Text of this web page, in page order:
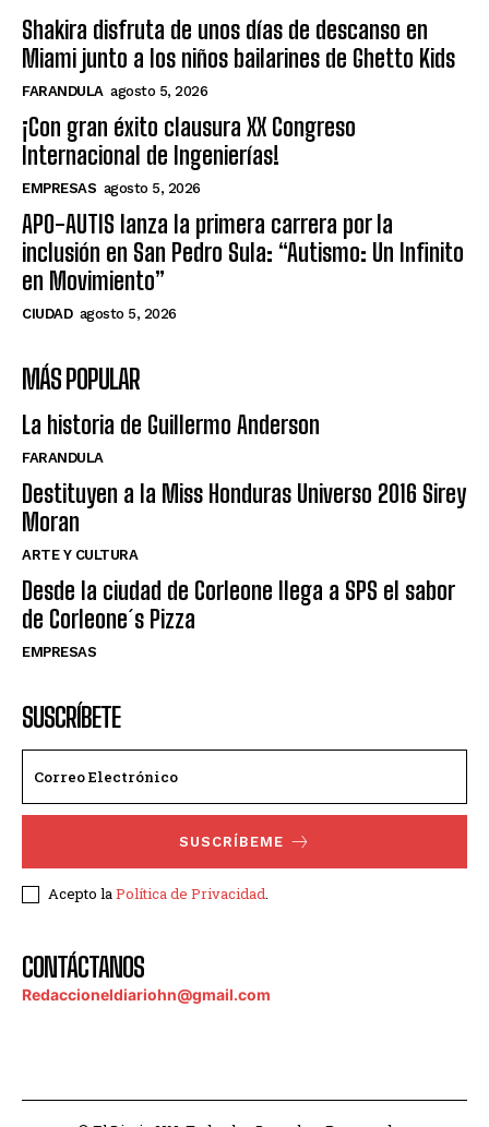
Shakira disfruta de unos días de descanso en
Miami junto a los niños bailarines de Ghetto Kids
FARANDULA agosto 5, 2026
¡Con gran éxito clausura XX Congreso
Internacional de Ingenierías!
EMPRESAS agosto 5, 2026
APO-AUTIS lanza la primera carrera por la
inclusión en San Pedro Sula: “Autismo: Un Infinito
en Movimiento”
CIUDAD agosto 5, 2026
MÁS POPULAR
La historia de Guillermo Anderson
FARANDULA
Destituyen a la Miss Honduras Universo 2016 Sirey
Moran
ARTE Y CULTURA
Desde la ciudad de Corleone llega a SPS el sabor
de Corleone´s Pizza
EMPRESAS
SUSCRÍBETE
SUSCRÍBEME
Acepto laPolítica de Privacidad.
CONTÁCTANOS
Redaccioneldiariohn@gmail.com